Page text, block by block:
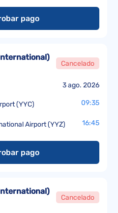
pago
3 ago. 2026
Cancelado
(YYC) 09:35
Airport (YYZ) 16:45
pago
Cancelado